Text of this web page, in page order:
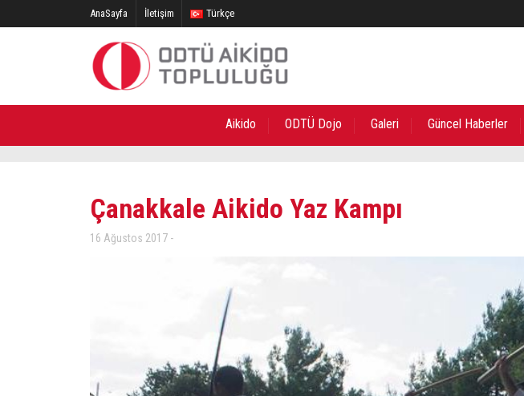
AnaSayfa İletişim Türkçe
Aikido ODTÜ Dojo Galeri Güncel Haberler
Çanakkale Aikido Yaz Kampı
16 Ağustos 2017